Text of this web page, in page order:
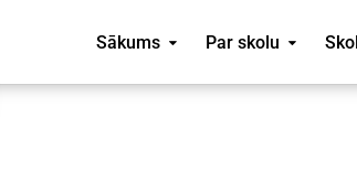
Sākums Par skolu